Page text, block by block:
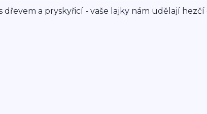
a pryskyřicí - vaše lajky nám udělají hezčí